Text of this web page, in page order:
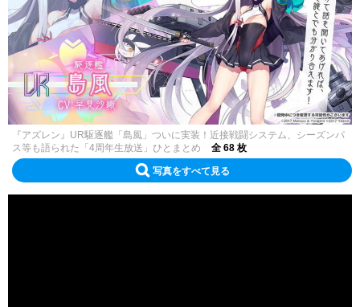
『アズレン』UR駆逐艦「島風」ついに実装！近接戦闘システム、シーズンパ
ス等も語られた「4周年生放送」ひとまとめ
全 68 枚
写真をすべて見る